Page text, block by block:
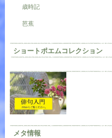
歳時記
芭蕉
ショートポエムコレクション
メタ情報